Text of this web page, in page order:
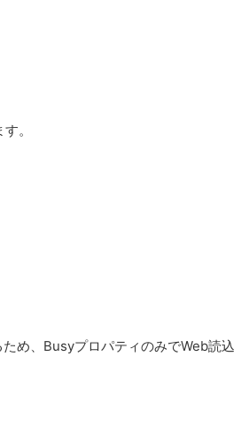
。
め、BusyプロパティのみでWeb読込